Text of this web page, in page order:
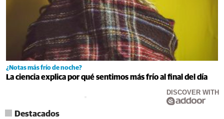
¿Notas más frío de noche?
La ciencia explica por qué sentimos más frío al final del día
DISCOVER WITH
Destacados